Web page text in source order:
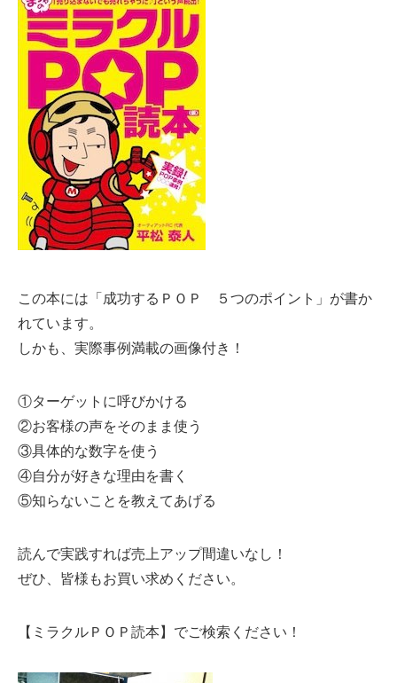
この本には「成功するＰＯＰ ５つのポイント」が書か
れています。
しかも、実際事例満載の画像付き！
①ターゲットに呼びかける
②お客様の声をそのまま使う
③具体的な数字を使う
④自分が好きな理由を書く
⑤知らないことを教えてあげる
読んで実践すれば売上アップ間違いなし！
ぜひ、皆様もお買い求めください。
【ミラクルＰＯＰ読本】でご検索ください！